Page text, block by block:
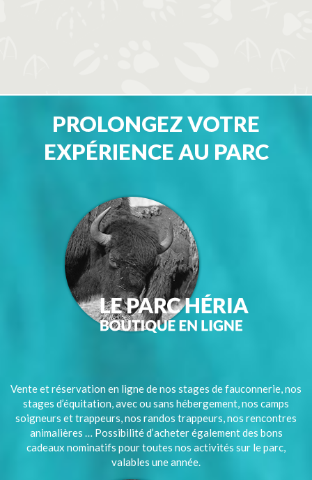
PROLONGEZ VOTRE
EXPÉRIENCE AU PARC
Vente et réservation en ligne de nos stages de fauconnerie, nos
stages d’équitation, avec ou sans hébergement, nos camps
soigneurs et trappeurs, nos randos trappeurs, nos rencontres
animalières … Possibilité d’acheter également des bons
cadeaux nominatifs pour toutes nos activités sur le parc,
valables une année.